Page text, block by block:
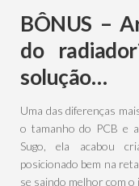
BÔNUS –
do
solução…
Uma das diferenças
o tamanho do PCB e
Sugo, ela acabou
posicionado bem na
se saindo melhor com